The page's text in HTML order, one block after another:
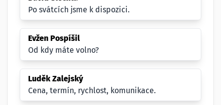
Po svátcích jsme k dispozici.
Evžen Pospíšil
Od kdy máte volno?
Luděk Zalejský
Cena, termín, rychlost, komunikace.